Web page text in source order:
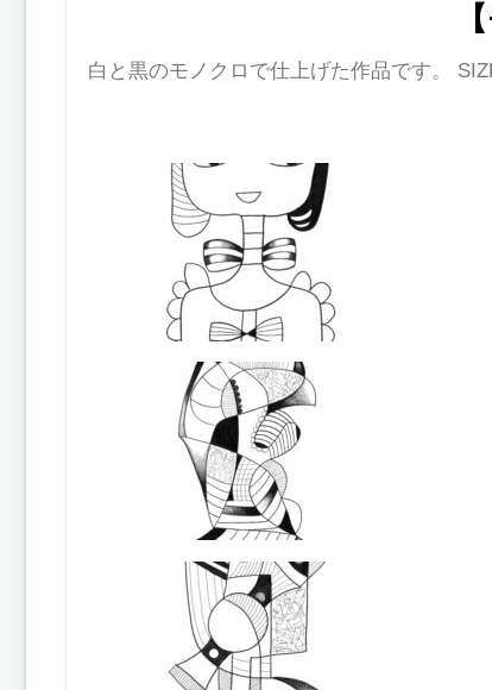
白と黒のモノクロで仕上げた作品です。